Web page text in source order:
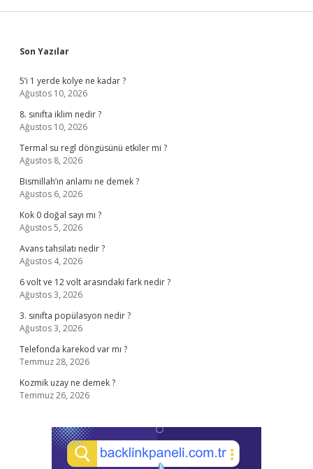
Sidebar
Son Yazılar
5’i 1 yerde kolye ne kadar ?
Ağustos 10, 2026
8. sınıfta iklim nedir ?
Ağustos 10, 2026
Termal su regl döngüsünü etkiler mi ?
Ağustos 8, 2026
Bismillah’ın anlamı ne demek ?
Ağustos 6, 2026
Kok 0 doğal sayı mı ?
Ağustos 5, 2026
Avans tahsilatı nedir ?
Ağustos 4, 2026
6 volt ve 12 volt arasındaki fark nedir ?
Ağustos 3, 2026
3. sınıfta popülasyon nedir ?
Ağustos 3, 2026
Telefonda karekod var mı ?
Temmuz 28, 2026
Kozmik uzay ne demek ?
Temmuz 26, 2026